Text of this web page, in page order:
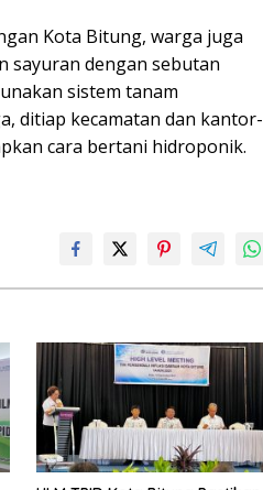
Kota Bitung, warga juga
sayuran dengan sebutan
sistem tanam
ditiap kecamatan dan kantor-
cara bertani hidroponik.